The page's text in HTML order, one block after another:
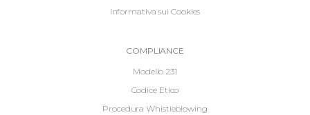
Informativa sui Cookies
InformativeCOMPLIANCE
Modello 231
Codice Etico
Procedura Whistleblowing